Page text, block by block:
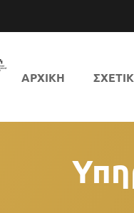
ΑΡΧΙΚΗ